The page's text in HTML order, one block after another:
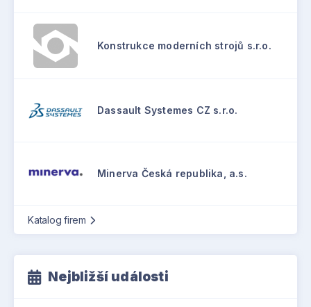
Konstrukce moderních strojů s.r.o.
Dassault Systemes CZ s.r.o.
Minerva Česká republika, a.s.
Katalog firem
Nejbližší události